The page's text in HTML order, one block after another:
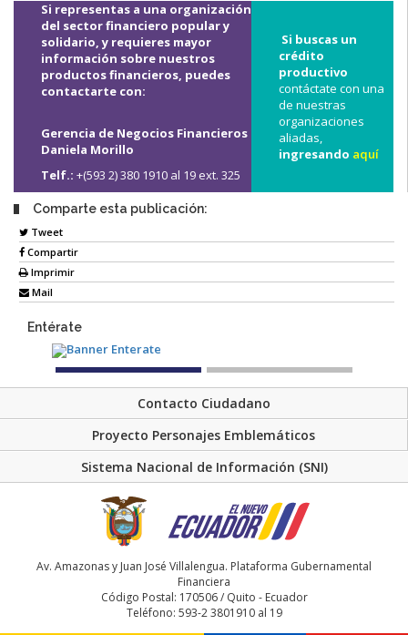
Si representas a una organización
del sector financiero popular y
solidario, y requieres mayor
información sobre nuestros
productos financieros, puedes
contactarte con:
Gerencia de Negocios Financieros
Daniela Morillo
Telf.: +(593 2) 380 1910 al 19 ext. 325
Si buscas un
crédito
productivo
contáctate con una
de nuestras
organizaciones
aliadas,
ingresando aquí
Comparte esta publicación:
Tweet
Compartir
Imprimir
Mail
Entérate
Contacto Ciudadano
Proyecto Personajes Emblemáticos
Sistema Nacional de Información (SNI)
Av. Amazonas y Juan José Villalengua. Plataforma Gubernamental
Financiera
Código Postal: 170506 / Quito - Ecuador
Teléfono: 593-2 3801910 al 19